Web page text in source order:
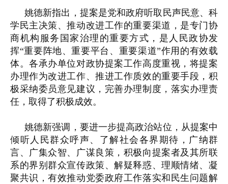
姚德新指出，提案是党和政府听取民声民意、科
学民主决策、推动改进工作的重要渠道，是专门协
商机构服务国家治理的重要方式，是人民政协发
挥“重要阵地、重要平台、重要渠道”作用的有效载
体。各承办单位对政协提案工作高度重视，将提案
办理作为改进工作、推进工作质效的重要手段，积
极采纳委员意见建议，完善办理制度，落实办理责
任，取得了积极成效。
姚德新强调，要进一步提高政治站位，从提案中
倾听人民群众呼声、了解社会各界期待，广纳群
言、广集众智、广谋良策，积极向提案者及其所联
系的界别群众宣传政策、解疑释惑、理顺情绪、凝
聚共识，有效推动党委政府工作落实和民生问题解